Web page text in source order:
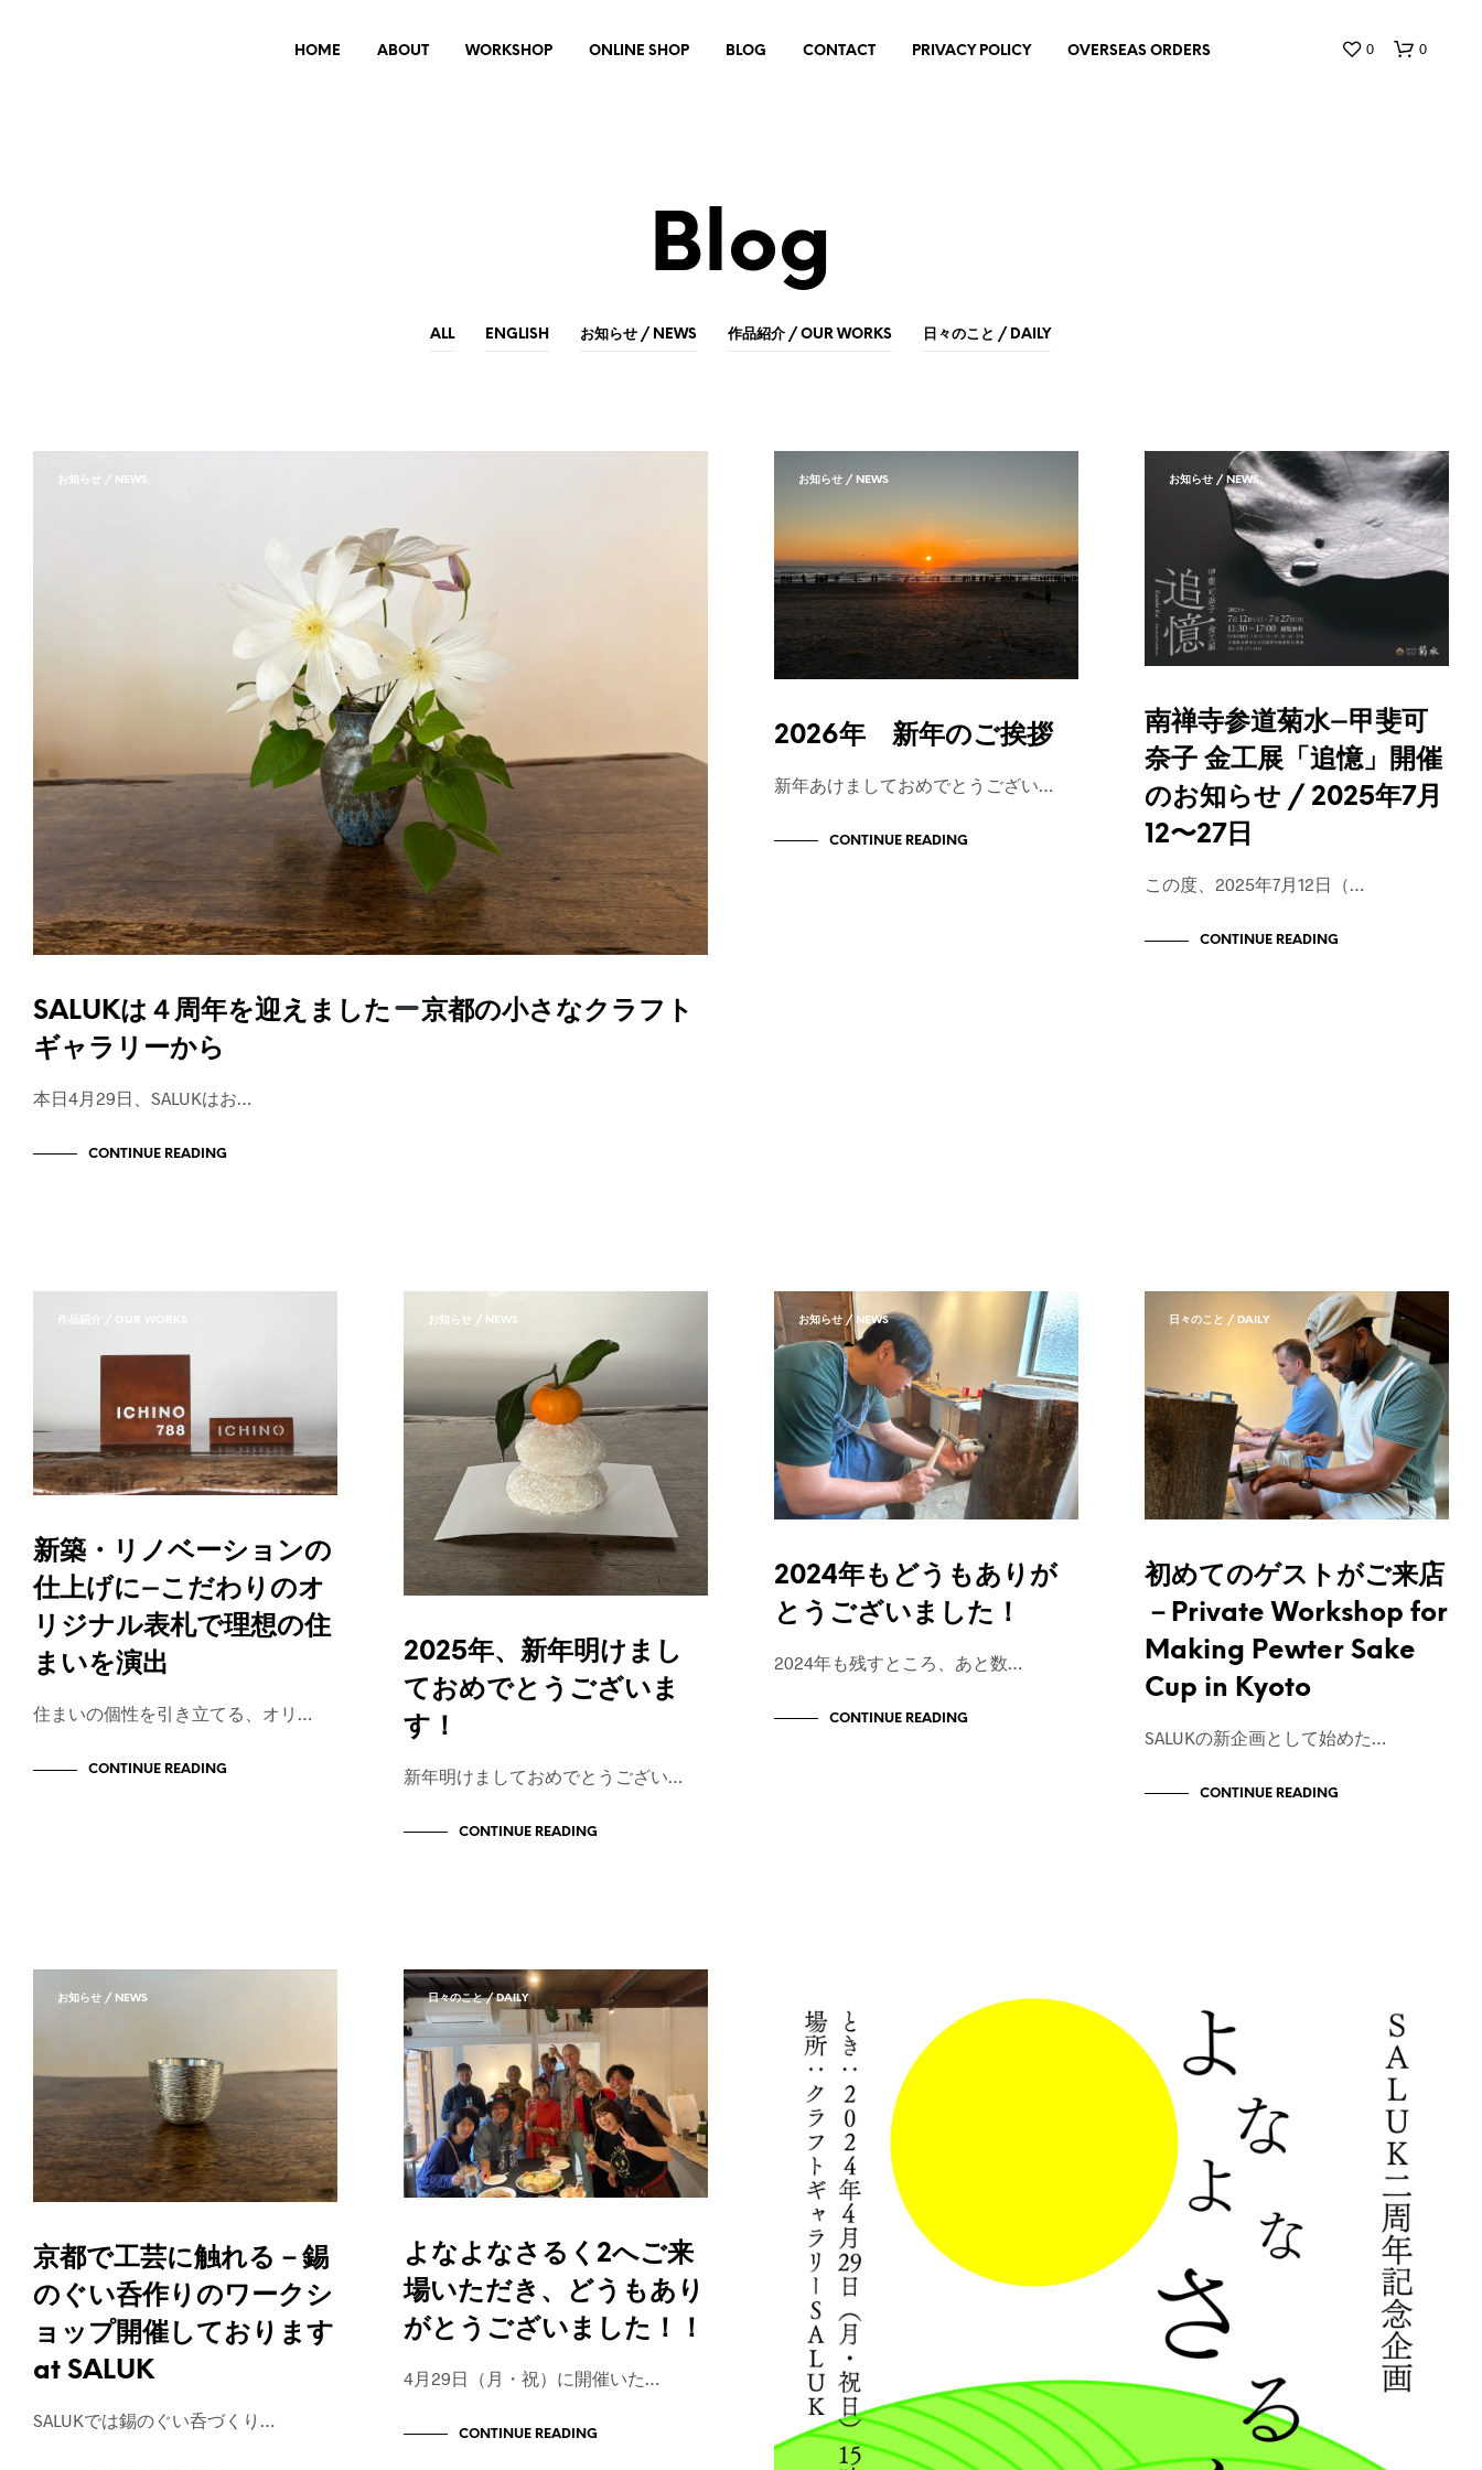
HOME ABOUT WORKSHOP ONLINE SHOP BLOG CONTACT PRIVACY POLICY OVERSEAS ORDERS 0 0
Blog
ALL ENGLISH お知らせ / NEWS 作品紹介 / OUR WORKS 日々のこと / DAILY
お知らせ / NEWS
SALUKは４周年を迎えました
京都の小さなクラフト
ギャラリーから
本日4月29日、SALUKはお…
CONTINUE READING
お知らせ / NEWS
2026年 新年のご挨拶
新年あけましておめでとうござい…
CONTINUE READING
お知らせ / NEWS
南禅寺参道菊水−甲斐可
奈子 金工展「追憶」開催
のお知らせ / 2025年7月
12〜27日
この度、2025年7月12日（…
CONTINUE READING
作品紹介 / OUR WORKS
新築・リノベーションの
仕上げに−こだわりのオ
リジナル表札で理想の住
まいを演出
住まいの個性を引き立てる、オリ…
CONTINUE READING
お知らせ / NEWS
2025年、新年明けまし
ておめでとうございま
す！
新年明けましておめでとうござい…
CONTINUE READING
お知らせ / NEWS
2024年もどうもありが
とうございました！
2024年も残すところ、あと数…
CONTINUE READING
日々のこと / DAILY
初めてのゲストがご来店
－Private Workshop for
Making Pewter Sake
Cup in Kyoto
SALUKの新企画として始めた…
CONTINUE READING
お知らせ / NEWS
京都で工芸に触れる－錫
のぐい呑作りのワークシ
ョップ開催しております
at SALUK
SALUKでは錫のぐい呑づくり…
日々のこと / DAILY
よなよなさるく2へご来
場いただき、どうもあり
がとうございました！！
4月29日（月・祝）に開催いた…
CONTINUE READING